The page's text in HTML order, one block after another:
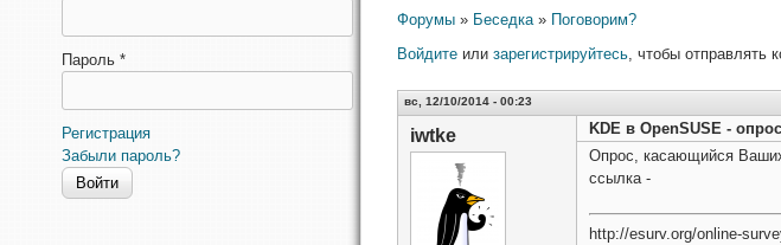
Форумы » Беседка» Поговорим?
Войдите или зарегистрируйтесь, чтобы отправлять
вс, 12/10/2014 - 00:23
iwtke
KDE в OpenSUSE -
Опрос, касающийся
ссылка -
http://esurv.org/online-
Пароль *
Регистрация
Забыли пароль?